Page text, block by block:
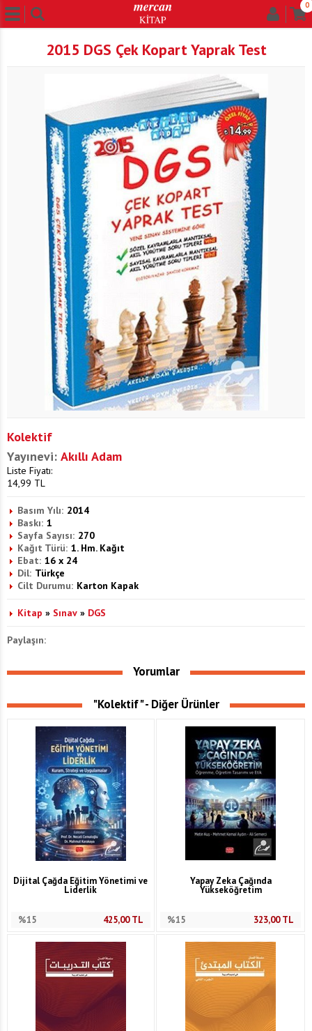
0
2015 DGS Çek Kopart Yaprak Test
Kolektif
Yayınevi: Akıllı Adam
Liste Fiyatı:
14,99 TL
Basım Yılı: 2014
Baskı: 1
Sayfa Sayısı: 270
Kağıt Türü: 1. Hm. Kağıt
Ebat: 16 x 24
Dil: Türkçe
Cilt Durumu: Karton Kapak
Kitap » Sınav » DGS
Paylaşın:
Yorumlar
"Kolektif" - Diğer Ürünler
Dijital Çağda Eğitim Yönetimi ve
Liderlik
%15 425,00TL
Yapay Zeka Çağında
Yükseköğretim
%15 323,00TL